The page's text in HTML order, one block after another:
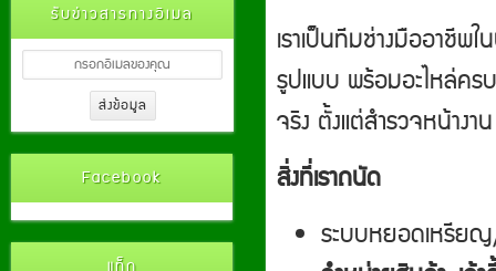
รับข่าวสารทางอีเมล
Facebook
เราเป็นทีมช่างมืออาชีพ
รูปแบบ พร้อมอะไหล่คร
จริง ตั้งแต่สำรวจหน้าง
สิ่งที่เราถนัด
ระบบหยอดเหรีย